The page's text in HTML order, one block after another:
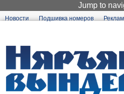
Jump to
Новости Подшивка номеров